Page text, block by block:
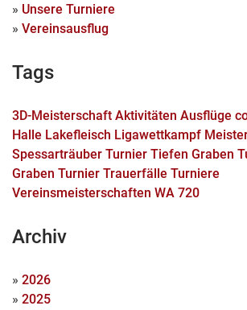
» Unsere Turniere
» Vereinsausflug
Tags
3D-Meisterschaft Aktivitäten Ausflüge
Halle Lakefleisch Ligawettkampf
Spessarträuber Turnier Tiefen Graben
Graben Turnier Trauerfälle Turniere
Vereinsmeisterschaften WA 720
Archiv
» 2026
» 2025